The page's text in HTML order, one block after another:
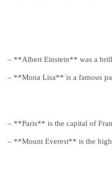
– **Albert Einstein** was a
– **Mona Lisa** is a famous
– **Paris** is the capital of
– **Mount Everest** is the